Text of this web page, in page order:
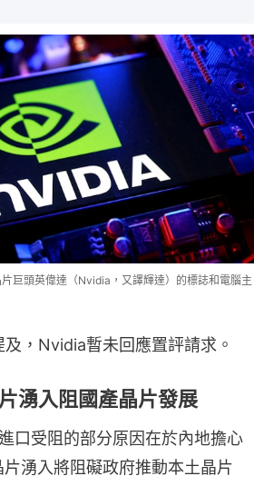
巨頭英偉達（Nvidia，又譯輝達）的標誌和電腦主
及，Nvidia暫未回應置評請求。
湧入阻國產晶片發展
口受阻的部分原因在於內地擔心
湧入將阻礙政府推動本土晶片